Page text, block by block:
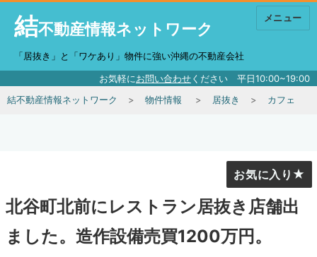
結不動産情報ネットワーク
「居抜き」と「ワケあり」物件に強い沖縄の不動産会社
お気軽にお問い合わせください 平日10:00~19:00
メニュー
結不動産情報ネットワーク 物件情報 居抜き カフェ
北谷町北前にレストラン居抜き店舗出
ました。造作設備売買1200万円。
お気に入り